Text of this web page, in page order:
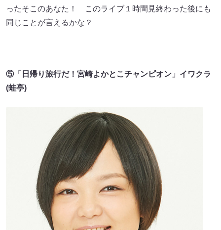
ったそこのあなた！ このライブ１時間見終わった後にも
同じことが言えるかな？
⑤「日帰り旅行だ！宮崎よかとこチャンピオン」イワクラ
(蛙亭)